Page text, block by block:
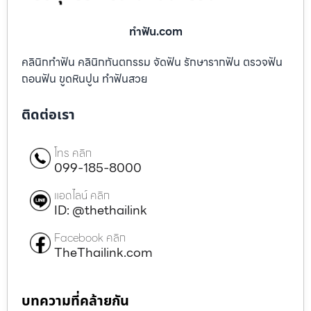
ทําฟัน.com
คลินิกทำฟัน คลินิกทันตกรรม จัดฟัน รักษารากฟัน ตรวจฟัน
ถอนฟัน ขูดหินปูน ทำฟันสวย
ติดต่อเรา
โทร คลิก
099-185-8000
แอดไลน์ คลิก
ID: @thethailink
Facebook คลิก
TheThailink.com
บทความที่คล้ายกัน